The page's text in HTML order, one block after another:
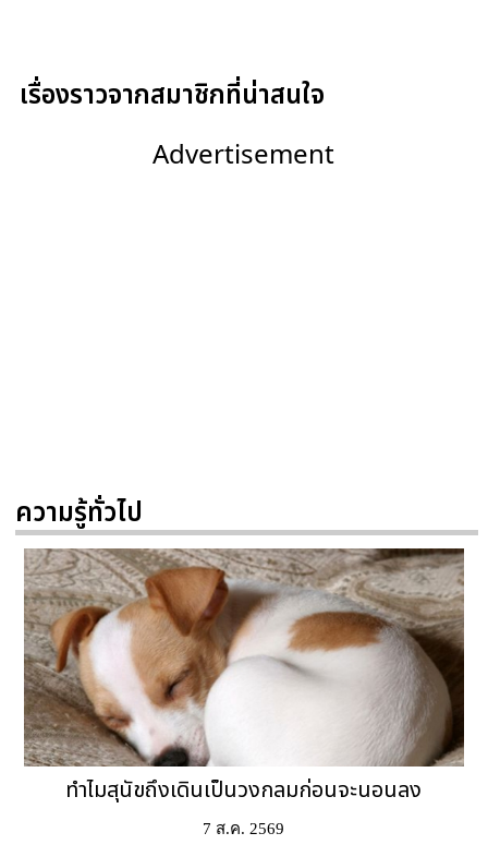
เรื่องราวจากสมาชิกที่น่าสนใจ
Advertisement
ความรู้ทั่วไป
ทำไมสุนัขถึงเดินเป็นวงกลมก่อนจะนอนลง
7 ส.ค. 2569